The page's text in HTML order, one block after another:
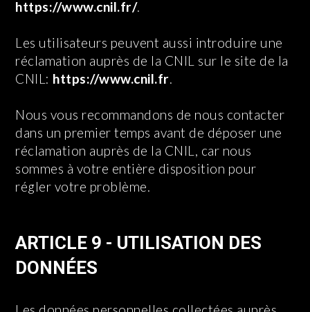
https://www.cnil.fr/.
Les utilisateurs peuvent aussi introduire une
réclamation auprès de la CNIL sur le site de la
CNIL: https://www.cnil.fr.
Nous vous recommandons de nous contacter
dans un premier temps avant de déposer une
réclamation auprès de la CNIL, car nous
sommes à votre entière disposition pour
régler votre problème.
ARTICLE 9 - UTILISATION DES
DONNÉES